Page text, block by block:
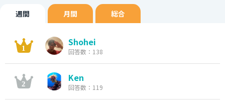
週間 月間 総合
Shohei
回答数：138
Ken
回答数：119